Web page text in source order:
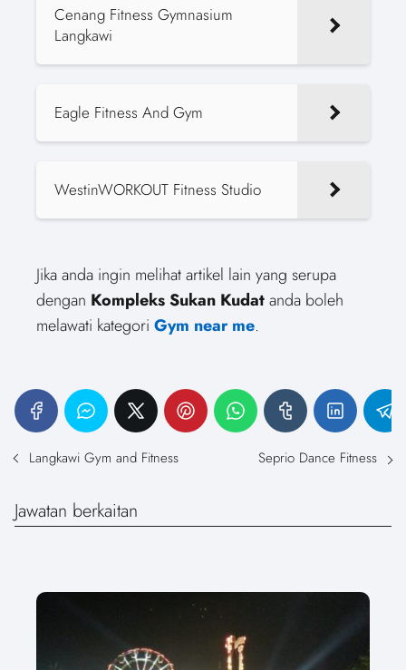
Cenang Fitness Gymnasium
Langkawi
Eagle Fitness And Gym
WestinWORKOUT Fitness Studio
Jika anda ingin melihat artikel lain yang serupa
dengan Kompleks Sukan Kudatanda boleh
melawati kategori Gym near me.
Langkawi Gym and Fitness Seprio Dance Fitness
Jawatan berkaitan